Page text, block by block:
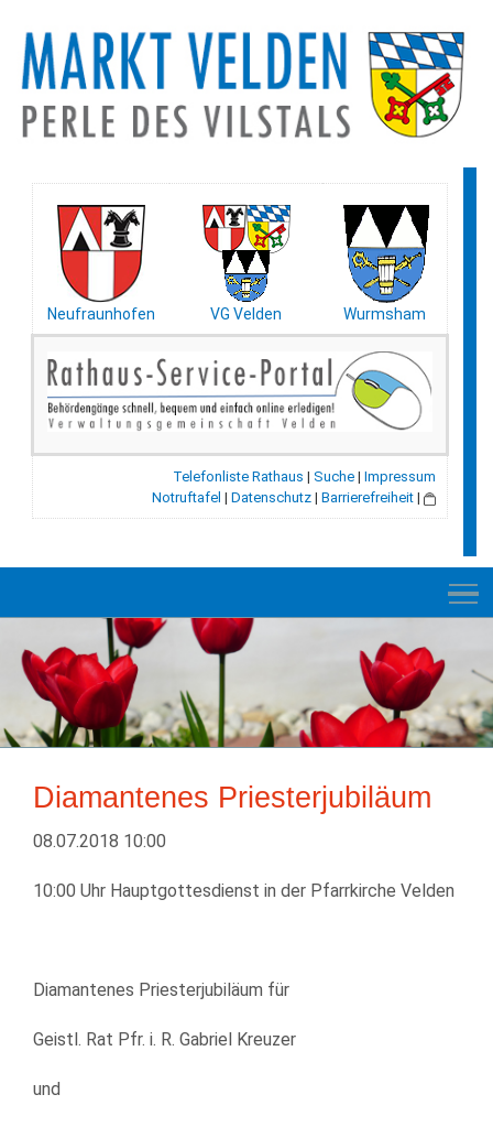
Neufraunhofen VG Velden Wurmsham
Telefonliste Rathaus | Suche | Impressum
Notruftafel | Datenschutz | Barrierefreiheit |
NEUES
RATHAUS
VELDEN
GESCHICHTE
LEBEN+WOHNEN
KULTUR
FREIZEIT
GEWERBE
Diamantenes Priesterjubiläum
08.07.2018 10:00
10:00 Uhr Hauptgottesdienst in der Pfarrkirche Velden
Diamantenes Priesterjubiläum für
Geistl. Rat Pfr. i. R. Gabriel Kreuzer
und